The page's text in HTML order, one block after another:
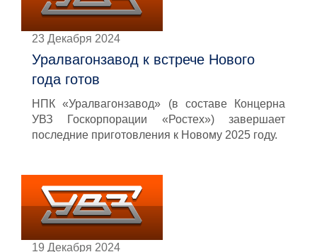
23 Декабря 2024
Уралвагонзавод к встрече Нового
года готов
НПК «Уралвагонзавод» (в составе Концерна
УВЗ Госкорпорации «Ростех») завершает
последние приготовления к Новому 2025 году.
19 Декабря 2024